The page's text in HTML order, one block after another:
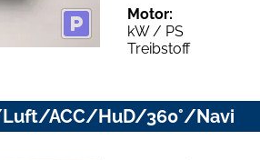
Motor:
kW / PS
Treibstoff
ACC/HuD/360°/Navi